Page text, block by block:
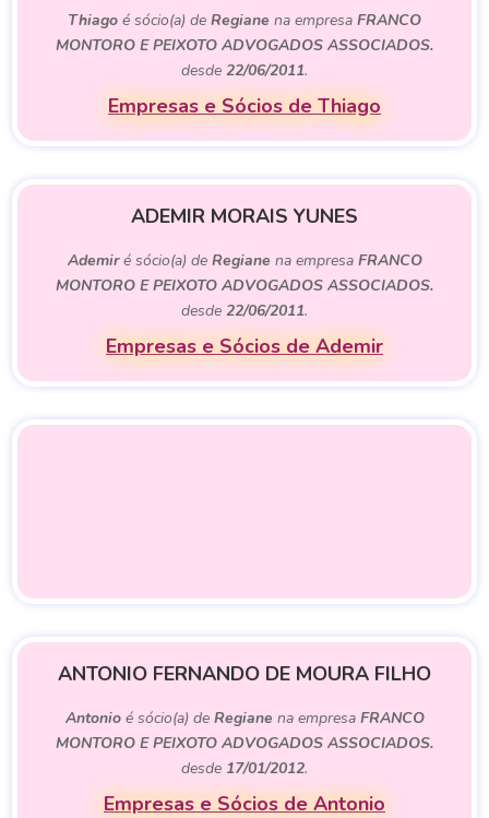
Thiago é sócio(a) de Regiane na empresa FRANCO
MONTORO E PEIXOTO ADVOGADOS ASSOCIADOS.
desde 22/06/2011.
Empresas e Sócios de Thiago
ADEMIR MORAIS YUNES
Ademiré sócio(a) de Regiane na empresa FRANCO
MONTORO E PEIXOTO ADVOGADOS ASSOCIADOS.
desde 22/06/2011.
Empresas e Sócios de Ademir
ANTONIO FERNANDO DE MOURA FILHO
Antonioé sócio(a) de Regiane na empresa FRANCO
MONTORO E PEIXOTO ADVOGADOS ASSOCIADOS.
desde 17/01/2012.
Empresas e Sócios de Antonio